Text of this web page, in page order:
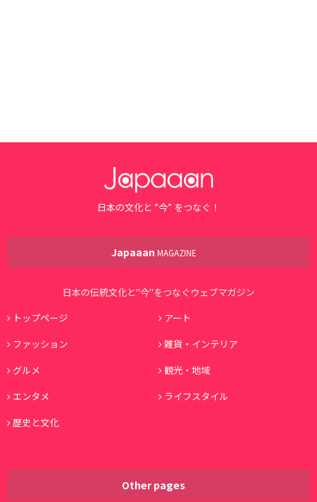
日本の文化と ”今” をつなぐ！
Japaaan MAGAZINE
日本の伝統文化と"今"をつなぐウェブマガジン
トップページ
アート
ファッション
雑貨・インテリア
グルメ
観光・地域
エンタメ
ライフスタイル
歴史と文化
Other pages